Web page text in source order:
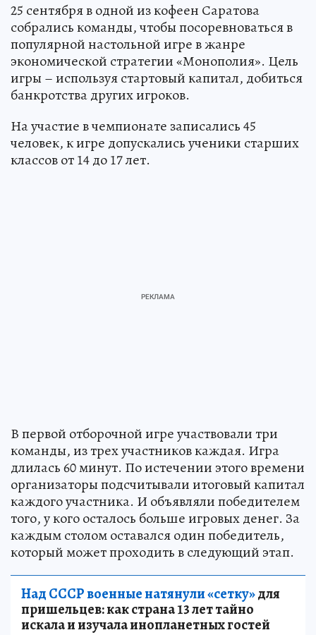
25 сентября в одной из кофеен Саратова
собрались команды, чтобы посоревноваться в
популярной настольной игре в жанре
экономической стратегии «Монополия». Цель
игры – используя стартовый капитал, добиться
банкротства других игроков.
На участие в чемпионате записались 45
человек, к игре допускались ученики старших
классов от 14 до 17 лет.
В первой отборочной игре участвовали три
команды, из трех участников каждая. Игра
длилась 60 минут. По истечении этого времени
организаторы подсчитывали итоговый капитал
каждого участника. И объявляли победителем
того, у кого осталось больше игровых денег. За
каждым столом оставался один победитель,
который может проходить в следующий этап.
Над СССР военные натянули «сетку»для
пришельцев: как страна 13 лет тайно
искала и изучала инопланетных гостей